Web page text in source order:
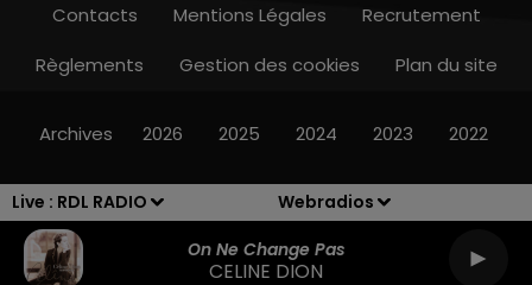
Live : RDL RADIO
Webradios
On Ne Change Pas
CELINE DION
16h00 - 19h00
Contacts Mentions Légales
Recrutement
Règlements
Gestion des cookies Plan du site
Archives 2026 2025 2024 2023 2022